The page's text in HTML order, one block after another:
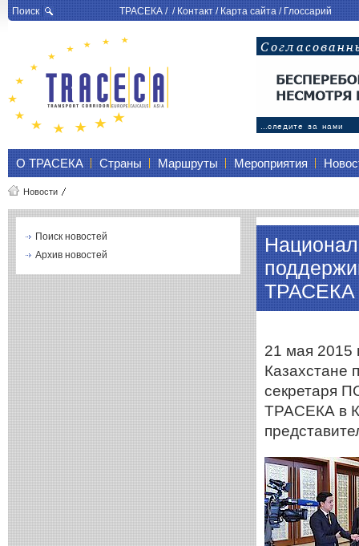
Поиск ТРАСЕКА/ /Контакт/Карта сайта/Глоссарий
О ТРАСЕКА Страны Маршруты Мероприятия
Новости
Поиск новостей
Архив новостей
ТРАСЕКА
21 мая
Казахстане
секретаря
ТРАСЕКА в